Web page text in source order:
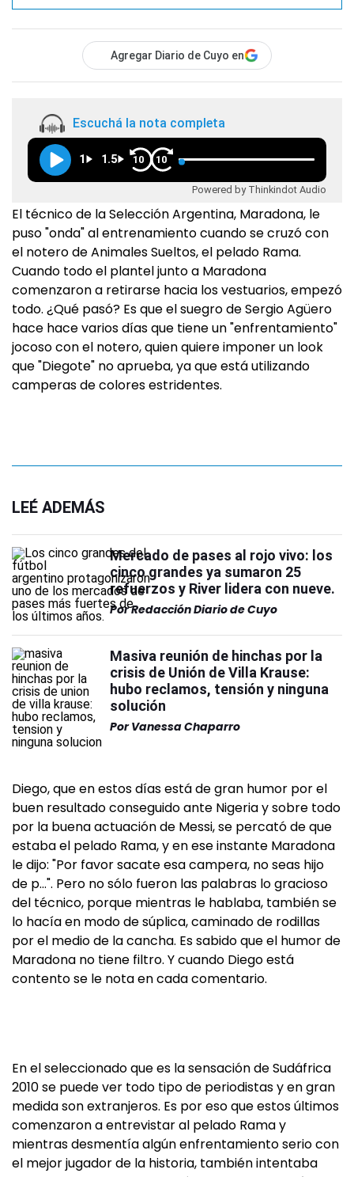
Agregar Diario de Cuyo en
Escuchá la nota completa
1 1.5 10 10
Powered by Thinkindot Audio
El técnico de la Selección Argentina, Maradona, le
puso "onda" al entrenamiento cuando se cruzó con
el notero de Animales Sueltos, el pelado Rama.
Cuando todo el plantel junto a Maradona
comenzaron a retirarse hacia los vestuarios, empezó
todo. ¿Qué pasó? Es que el suegro de Sergio Agüero
hace hace varios días que tiene un "enfrentamiento"
jocoso con el notero, quien quiere imponer un look
que "Diegote" no aprueba, ya que está utilizando
camperas de colores estridentes.
LEÉ ADEMÁS
Mercado de pases al rojo vivo: los
cinco grandes ya sumaron 25
refuerzos y River lidera con nueve.
PorRedacción Diario de Cuyo
Masiva reunión de hinchas por la
crisis de Unión de Villa Krause:
hubo reclamos, tensión y ninguna
solución
Por Vanessa Chaparro
Diego, que en estos días está de gran humor por el
buen resultado conseguido ante Nigeria y sobre todo
por la buena actuación de Messi, se percató de que
estaba el pelado Rama, y en ese instante Maradona
le dijo: "Por favor sacate esa campera, no seas hijo
de p…". Pero no sólo fueron las palabras lo gracioso
del técnico, porque mientras le hablaba, también se
lo hacía en modo de súplica, caminado de rodillas
por el medio de la cancha. Es sabido que el humor de
Maradona no tiene filtro. Y cuando Diego está
contento se le nota en cada comentario.
En el seleccionado que es la sensación de Sudáfrica
2010 se puede ver todo tipo de periodistas y en gran
medida son extranjeros. Es por eso que estos últimos
comenzaron a entrevistar al pelado Rama y
mientras desmentía algún enfrentamiento serio con
el mejor jugador de la historia, también intentaba